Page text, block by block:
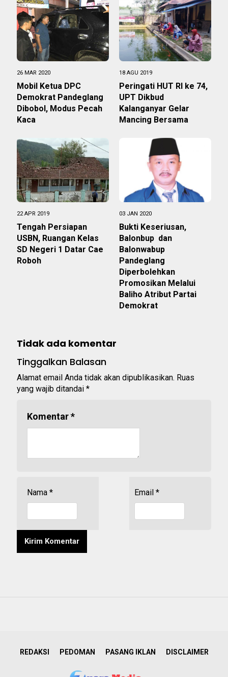
26 MAR 2020
Mobil Ketua DPC
Demokrat Pandeglang
Dibobol, Modus Pecah
Kaca
18 AGU 2019
Peringati HUT RI ke 74,
UPT Dikbud
Kalanganyar Gelar
Mancing Bersama
22 APR 2019
Tengah Persiapan
USBN, Ruangan Kelas
SD Negeri 1 Datar Cae
Roboh
03 JAN 2020
Bukti Keseriusan,
Balonbup dan
Balonwabup
Pandeglang
Diperbolehkan
Promosikan Melalui
Baliho Atribut Partai
Demokrat
Tidak ada komentar
Tinggalkan Balasan
Alamat email Anda tidak akan dipublikasikan. Ruas
yang wajib ditandai *
Komentar*
Nama * Email *
REDAKSI PEDOMAN PASANG IKLAN DISCLAIMER